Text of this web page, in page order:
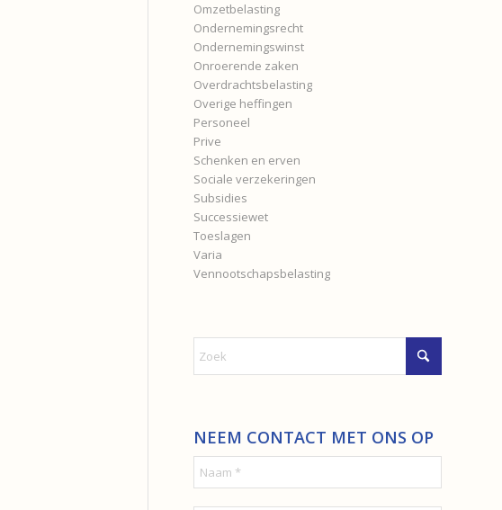
Omzetbelasting
Ondernemingsrecht
Ondernemingswinst
Onroerende zaken
Overdrachtsbelasting
Overige heffingen
Personeel
Prive
Schenken en erven
Sociale verzekeringen
Subsidies
Successiewet
Toeslagen
Varia
Vennootschapsbelasting
NEEM CONTACT MET ONS OP